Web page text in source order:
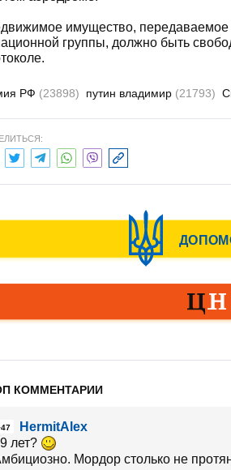
имущество, передаваемое
группы, должно быть
РФ (23898) путин владимир (21793)
КОММЕНТАРИИ
HermitAlex
лет?
Мордор столько не